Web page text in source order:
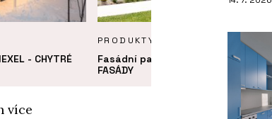
- CHYTRÉ
PRODUKTY
Fasádní panely FRONTEK - CHYTRÉ
FASÁDY
více